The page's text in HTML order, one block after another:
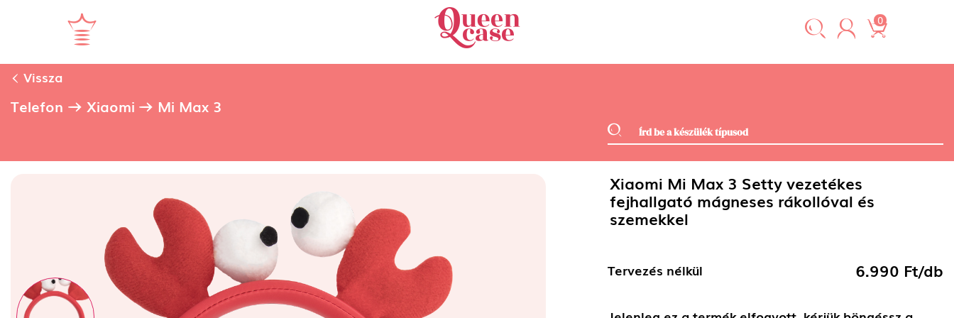
0
Vissza
Telefon Xiaomi Mi Max 3
Xiaomi Mi Max 3 Setty vezetékes
fejhallgató mágneses rákollóval és
szemekkel
Tervezés nélkül 6.990 Ft/db